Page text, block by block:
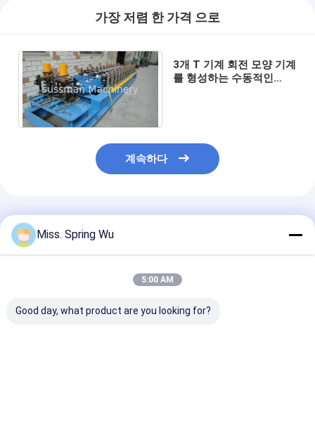
가장 저렴 한 가격 으로
3개 T 기계 회전 모양 기계
를 형성하는 수동적인
계속하다
추천된 제품
Miss. Spring Wu
5:00 AM
Good day, what product are you looking for?